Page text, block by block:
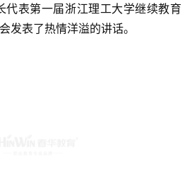
代表第一届浙江理工大学继续教育
发表了热情洋溢的讲话。